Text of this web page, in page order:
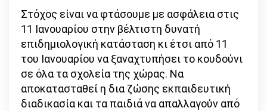
Στόχος είναι να φτάσουμε με ασφάλεια στις
11 Ιανουαρίου στην βέλτιστη δυνατή
επιδημιολογική κατάσταση κι έτσι από 11
του Ιανουαρίου να ξαναχτυπήσει το κουδούνι
σε όλα τα σχολεία της χώρας. Να
αποκατασταθεί η δια ζώσης εκπαιδευτική
διαδικασία και τα παιδιά να απαλλαγούν από